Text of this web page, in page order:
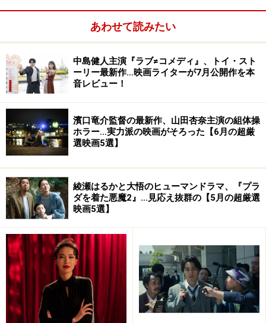
Amazonで見る
警察官であり射撃の五輪選手でもある男（高倉健）が妻
と別れ、任務を遂行しながらも、さまざまな人との出会
いを経て、再び孤独に戻っていく姿を描いた人間ドラ
マ。
寒々とした景色が高倉健に似合います。妻子との別れ、
妹の悲劇、怒りも悲しみも静かに受け止める主人公のブ
レない生き様にしびれる。こういう役が似合う役者、今
はいないですね。
監督：降旗康男 出演：高倉健、倍賞千恵子、いしだあ
あわせて読みたい
中島健人主演『ラブ≠コメディ』、トイ・スト
ーリー最新作…映画ライターが7月公開作を本
音レビュー！
濱口竜介監督の最新作、山田杏奈主演の組体操
ホラー…実力派の映画がそろった【6月の超厳
選映画5選】
綾瀬はるかと大悟のヒューマンドラマ、『プラ
ダを着た悪魔2』…見応え抜群の【5月の超厳選
映画5選】